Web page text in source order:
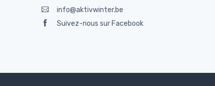
info@aktivwinter.be
Suivez-nous sur Facebook